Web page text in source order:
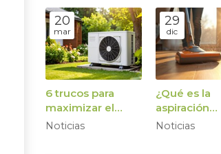
20
mar
6 trucos para
maximizar el
rendimiento de
Noticias
29
dic
¿Qué es la
aspiración
centralizada?
Noticias